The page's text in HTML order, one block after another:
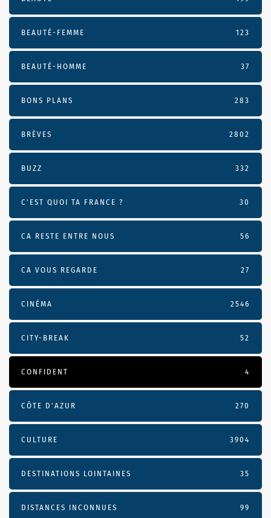
BEAUTÉ-FEMME 123
BEAUTÉ-HOMME 37
BONS PLANS 283
BRÈVES 2802
BUZZ 332
C'EST QUOI TA FRANCE ? 30
CA RESTE ENTRE NOUS 56
CA VOUS REGARDE 27
CINÉMA 2546
CITY-BREAK 52
CONFIDENT 4
CÔTE D’AZUR 270
CULTURE 3904
DESTINATIONS LOINTAINES 35
DISTANCES INCONNUES 99